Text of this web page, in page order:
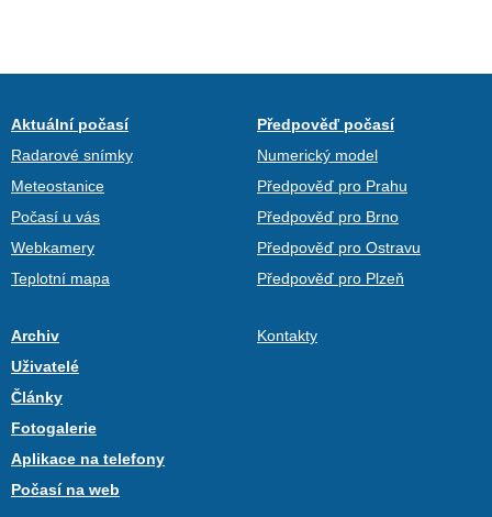
Aktuální počasí
Radarové snímky
Meteostanice
Počasí u vás
Webkamery
Teplotní mapa
Předpověď počasí
Numerický model
Předpověď pro Prahu
Předpověď pro Brno
Předpověď pro Ostravu
Předpověď pro Plzeň
Archiv
Uživatelé
Články
Fotogalerie
Aplikace na telefony
Počasí na web
Kontakty